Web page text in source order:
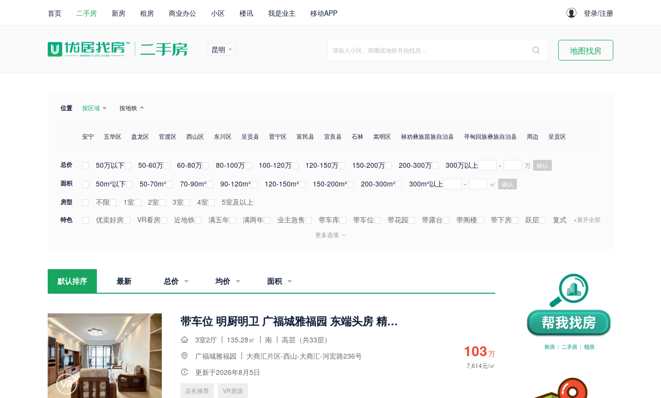
首页 二手房 新房 租房 商业办公 小区 楼讯 我是业主 移动APP 登录/注册
昆明 地图找房
位置 按区域 按地铁
安宁 五华区 盘龙区 官渡区 西山区 东川区 呈贡县 晋宁区 富民县 宜良县 石林 嵩明区 禄劝彝族苗族自治县 寻甸回族彝族自治县 周边 呈贡区
总价 50万以下 50-60万 60-80万 80-100万 100-120万 120-150万 150-200万 200-300万 300万以上 - 万 确认
面积 50m²以下 50-70m² 70-90m² 90-120m² 120-150m² 150-200m² 200-300m² 300m²以上 - ㎡ 确认
房型 不限 1室 2室 3室 4室 5室及以上
特色 近地铁 满五年 满两年 业主急售 带车库 带车位 带花园 带露台 带阁楼 带下房 跃层
复式
优卖好房
VR看房
业主自荐
+展开全部
南 北 东 西 南北 西南 东南 西北 东北 东西
5年以下 5-10年 10-15年 15-20年 20年以上
地下 低层 中层 高层
毛坯 清水 普装 精装 豪装
普通住宅 别墅 商住两用 车位
更多选项
默认排序 最新 总价 均价 面积
带车位 明厨明卫 广福城雅福园 东端头房 精装 中华昆三
3室2厅 135.28㎡ 南
高层（共33层）
广福城雅福园
大商汇片区-西山-大商汇-河宏路236号
更新于2026年8月5日
店长推荐 VR房源
103万
7,614元/㎡